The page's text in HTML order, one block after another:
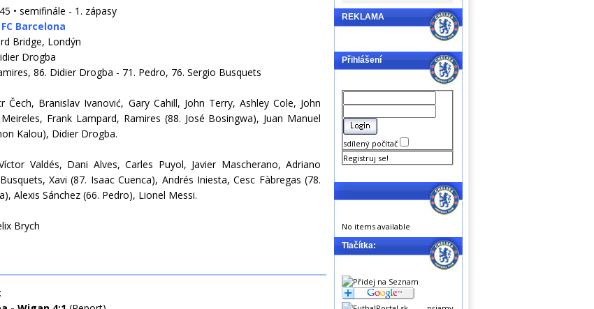
• semifinále - 1. zápasy
Barcelona
Bridge, Londýn
Drogba
86. Didier Drogba - 71. Pedro, 76. Sergio Busquets
Čech, Branislav Ivanović, Gary Cahill, John Terry, Ashley Cole, John
Frank Lampard, Ramires (88. José Bosingwa), Juan Manuel
Kalou), Didier Drogba.
Valdés, Dani Alves, Carles Puyol, Javier Mascherano, Adriano
Xavi (87. Isaac Cuenca), Andrés Iniesta, Cesc Fàbregas (78.
Alexis Sánchez (66. Pedro), Lionel Messi.
Brych
REKLAMA
Přihlášení
sdílený počítač
Registruj se!
No items available
Tlačítka: